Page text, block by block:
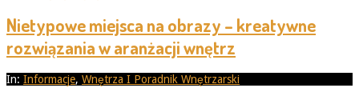
Nietypowe miejsca na obrazy – kreatywne
rozwiązania w aranżacji wnętrz
2026-
In: Informacje, Wnętrza I Poradnik Wnętrzarski